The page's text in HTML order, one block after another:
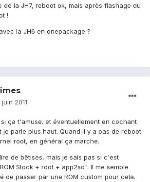
de la JH7, reboot ok, mais après flashage du
!
la JH6 en onepackage ?
juin 2011
ça t'amuse. et éventuellement en cochant
je parle plus haut. Quand il y a pas de reboot
root, en général ça marche.
de bêtises, mais je sais pas si c'est
Stock + root + app2sd". Il me semble
de passer par une ROM custom pour cela.